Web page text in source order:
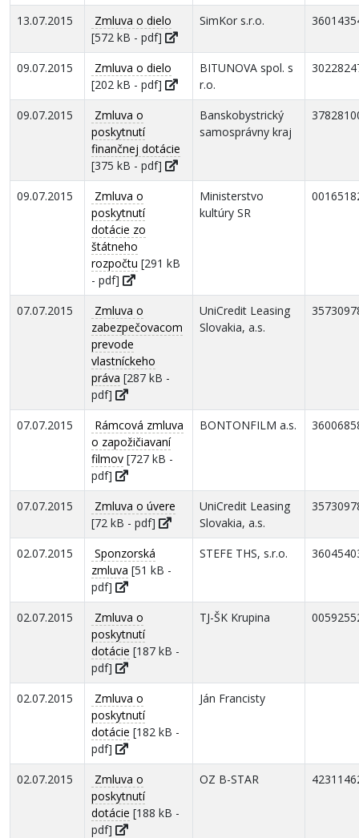
13.07.2015
Zmluva o dielo
[572 kB - pdf]
SimKor s.r.o.
09.07.2015
Zmluva o dielo
[202 kB - pdf]
BITUNOVA spol. s
r.o.
09.07.2015
Zmluva o
poskytnutí
finančnej dotácie
[375 kB - pdf]
Banskobystrický
samosprávny kraj
09.07.2015
Zmluva o
poskytnutí
dotácie zo
štátneho
rozpočtu [291 kB
- pdf]
Ministerstvo
kultúry SR
07.07.2015
Zmluva o
zabezpečovacom
prevode
vlastníckeho
práva [287 kB -
pdf]
UniCredit Leasing
Slovakia, a.s.
07.07.2015
Rámcová zmluva
o zapožičiavaní
filmov [727 kB -
pdf]
BONTONFILM a.s.
07.07.2015
Zmluva o úvere
[72 kB - pdf]
UniCredit Leasing
Slovakia, a.s.
02.07.2015
Sponzorská
zmluva [51 kB -
pdf]
STEFE THS, s.r.o.
02.07.2015
Zmluva o
poskytnutí
dotácie [187 kB -
pdf]
TJ-ŠK Krupina
02.07.2015
Zmluva o
poskytnutí
dotácie [182 kB -
pdf]
Ján Francisty
02.07.2015
Zmluva o
poskytnutí
dotácie [188 kB -
pdf]
OZ B-STAR